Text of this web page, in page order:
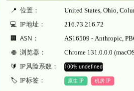
保证外部链接的准确性和完整性，同时
内容，都属于合规合法，后期网页的内
本文地址https://